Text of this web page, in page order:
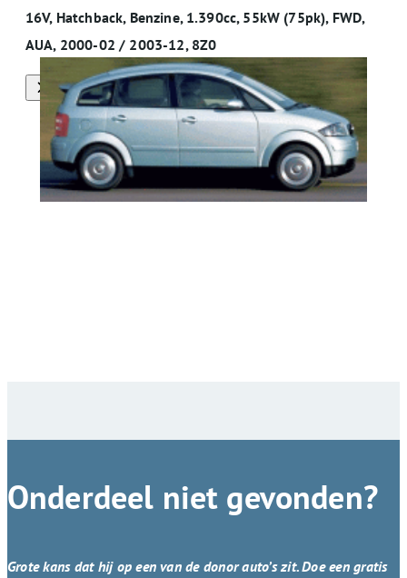
16V, Hatchback, Benzine, 1.390cc, 55kW (75pk), FWD,
AUA, 2000-02 / 2003-12, 8Z0
Alle onderdelen van deze auto
Onderdeel niet gevonden?
Grote kans dat hij op een van de donor auto’s zit. Doe een gratis